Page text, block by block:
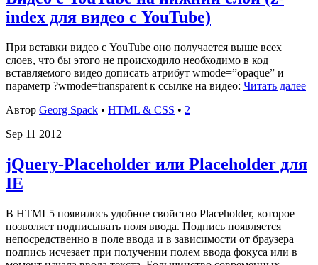
index для видео с YouTube)
При вставки видео с YouTube оно получается выше всех
слоев, что бы этого не происходило необходимо в код
вставляемого видео дописать атрибут wmode=”opaque” и
параметр ?wmode=transparent к ссылке на видео: Читать далее
Автор Georg Spack • HTML & CSS • 2
Sep 11 2012
jQuery-Placeholder или Placeholder для
IE
В HTML5 появилось удобное свойство Placeholder, которое
позволяет подписывать поля ввода. Подпись появляется
непосредственно в поле ввода и в зависимости от браузера
подпись исчезает при получении полем ввода фокуса или в